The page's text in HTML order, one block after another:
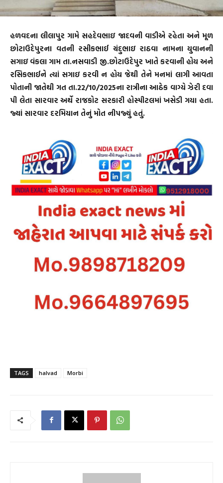
હળવદના લીલાપુર ગામે સહદેવભાઇ જાદવની વાડીએ રહેતા અને મૂળ
છોટાઉદેપુરના વતની રસીકભાઈ ચંદુભાઇ રાઠવા નામના યુવાનની
સગાઇ વંકલા ગામ તા.નસવાડી જી.છોટાઉદેપુર ખાતે કરવાની હોય અને
રસિકભાઈને ત્યાં સગાઇ કરવી ન હોય જેથી તેને મનમાં લાગી આવતા
પોતાની જાતેથી ગત તા.22/10/2025ના રાત્રીના આઠેક વાગ્યે ઝેરી દવા
પી લેતા સારવાર અર્થે રાજકોટ સરકારી હોસ્પીટલમાં ખસેડી ગયા હતા.
જ્યાં સારવાર દરમિયાન તેનું મોત નીપજ્યું હતું.
TAGS halvad Morbi